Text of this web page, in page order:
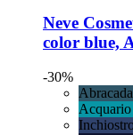
Neve
color blue,
-30%
Acquario